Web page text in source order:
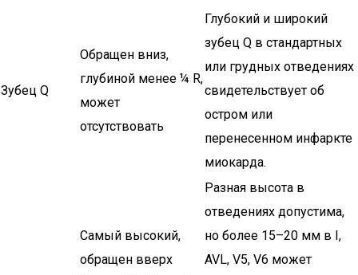
Зубец Q
Обращен вниз,
глубиной менее ¼ R,
может
отсутствовать
Глубокий и широкий
зубец Q в стандартных
или грудных отведениях
свидетельствует об
остром или
перенесенном инфаркте
миокарда.
Самый высокий,
обращен вверх
Разная высота в
отведениях допустима,
но более 15–20 мм в I,
AVL, V5, V6 может